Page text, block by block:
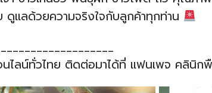
ดูแลด้วยความจริงใจกับลูกค้าทุกท่าน
นไลน์ทั่วไทย ติดต่อมาได้ที่ แฟนเพจ คลินิก